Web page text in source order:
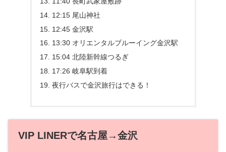
12:15 尾山神社
12:45 金沢駅
13:30 オリエンタルブルーイング金沢駅
15:04 北陸新幹線つるぎ
17:26 岐阜駅到着
夜行バスで金沢旅行はできる！
VIP LINERで名古屋→金沢